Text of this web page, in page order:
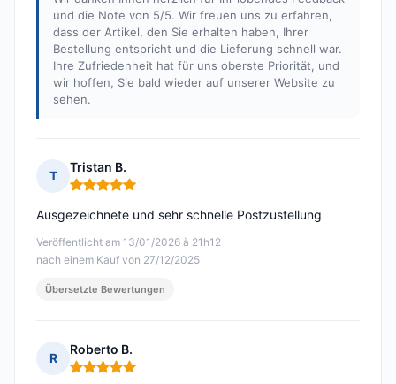
und die Note von 5/5. Wir freuen uns zu erfahren,
dass der Artikel, den Sie erhalten haben, Ihrer
Bestellung entspricht und die Lieferung schnell war.
Ihre Zufriedenheit hat für uns oberste Priorität, und
wir hoffen, Sie bald wieder auf unserer Website zu
sehen.
T
Tristan B.
Hinweis: 5 von 5
Veröffentlicht am 13/01/2026 à 21h12
nach einem Kauf von 27/12/2025
Ausgezeichnete und sehr schnelle Postzustellung
Übersetzte Bewertungen
R
Roberto B.
Hinweis: 5 von 5